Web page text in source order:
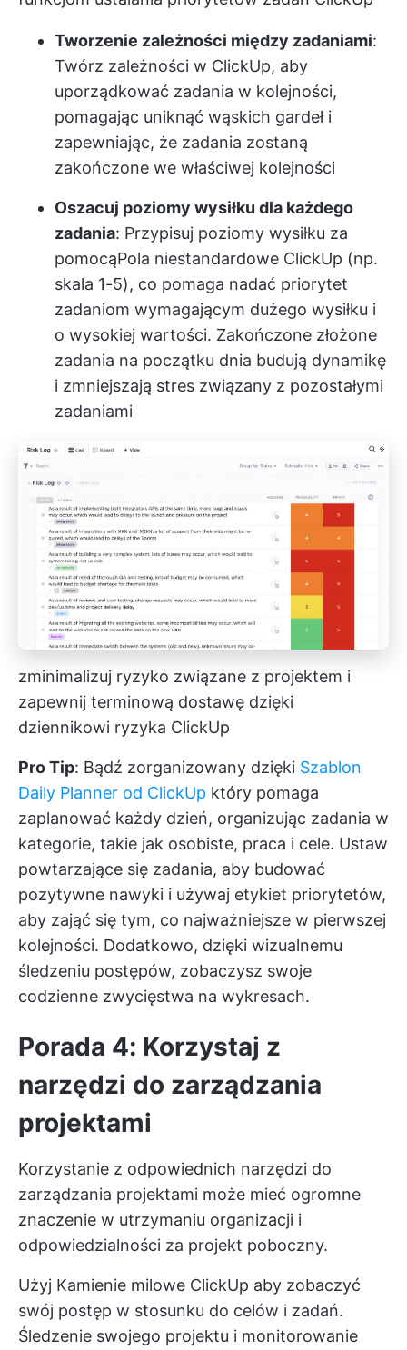
Tworzenie zależności między zadaniami:
Twórz zależności w ClickUp, aby
uporządkować zadania w kolejności,
pomagając uniknąć wąskich gardeł i
zapewniając, że zadania zostaną
zakończone we właściwej kolejności
Oszacuj poziomy wysiłku dla każdego
zadania: Przypisuj poziomy wysiłku za
pomocąPola niestandardowe ClickUp (np.
skala 1-5), co pomaga nadać priorytet
zadaniom wymagającym dużego wysiłku i
o wysokiej wartości. Zakończone złożone
zadania na początku dnia budują dynamikę
i zmniejszają stres związany z pozostałymi
zadaniami
zminimalizuj ryzyko związane z projektem i
zapewnij terminową dostawę dzięki
dziennikowi ryzyka ClickUp
Pro Tip: Bądź zorganizowany dzięki Szablon
Daily Planner od ClickUp który pomaga
zaplanować każdy dzień, organizując zadania w
kategorie, takie jak osobiste, praca i cele. Ustaw
powtarzające się zadania, aby budować
pozytywne nawyki i używaj etykiet priorytetów,
aby zająć się tym, co najważniejsze w pierwszej
kolejności. Dodatkowo, dzięki wizualnemu
śledzeniu postępów, zobaczysz swoje
codzienne zwycięstwa na wykresach.
Porada 4: Korzystaj z
narzędzi do zarządzania
projektami
Korzystanie z odpowiednich narzędzi do
zarządzania projektami może mieć ogromne
znaczenie w utrzymaniu organizacji i
odpowiedzialności za projekt poboczny.
Użyj Kamienie milowe ClickUp aby zobaczyć
swój postęp w stosunku do celów i zadań.
Śledzenie swojego projektu i monitorowanie